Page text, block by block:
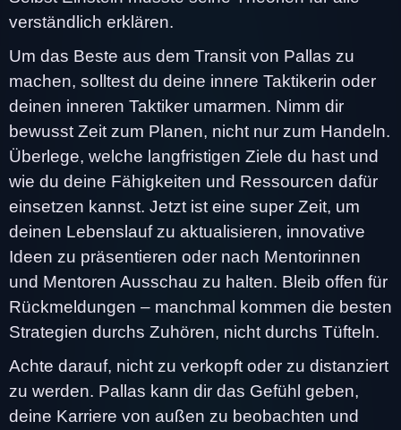
verständlich erklären.
Um das Beste aus dem Transit von Pallas zu
machen, solltest du deine innere Taktikerin oder
deinen inneren Taktiker umarmen. Nimm dir
bewusst Zeit zum Planen, nicht nur zum Handeln.
Überlege, welche langfristigen Ziele du hast und
wie du deine Fähigkeiten und Ressourcen dafür
einsetzen kannst. Jetzt ist eine super Zeit, um
deinen Lebenslauf zu aktualisieren, innovative
Ideen zu präsentieren oder nach Mentorinnen
und Mentoren Ausschau zu halten. Bleib offen für
Rückmeldungen – manchmal kommen die besten
Strategien durchs Zuhören, nicht durchs Tüfteln.
Achte darauf, nicht zu verkopft oder zu distanziert
zu werden. Pallas kann dir das Gefühl geben,
deine Karriere von außen zu beobachten und